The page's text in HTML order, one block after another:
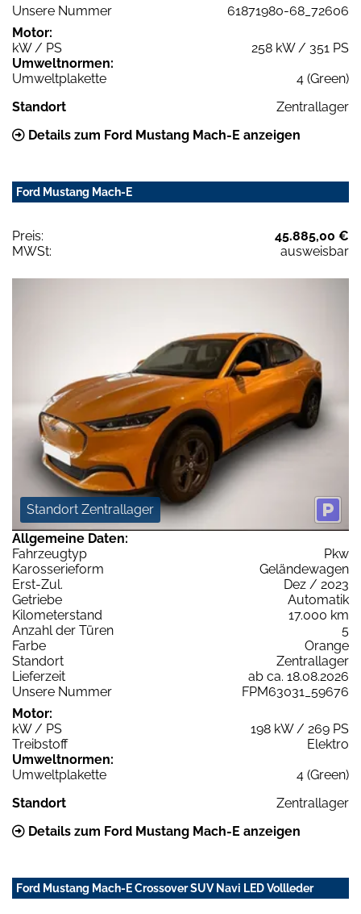
Unsere Nummer
61871980-68_72606
Motor:
kW / PS
258 kW / 351 PS
Umweltnormen:
Umweltplakette
4 (Green)
Standort
Zentrallager
Details zum Ford Mustang Mach-E anzeigen
Ford Mustang Mach-E
Preis:
45.885,00 €
MWSt:
ausweisbar
Standort Zentrallager
Allgemeine Daten:
Fahrzeugtyp
Pkw
Karosserieform
Geländewagen
Erst-Zul.
Dez / 2023
Getriebe
Automatik
Kilometerstand
17.000 km
Anzahl der Türen
5
Farbe
Orange
Standort
Zentrallager
Lieferzeit
ab ca. 18.08.2026
Unsere Nummer
FPM63031_59676
Motor:
kW / PS
198 kW / 269 PS
Treibstoff
Elektro
Umweltnormen:
Umweltplakette
4 (Green)
Standort
Zentrallager
Details zum Ford Mustang Mach-E anzeigen
Ford Mustang Mach-E Crossover SUV Navi LED Vollleder